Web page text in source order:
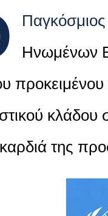
Ηνωμένων
προκειμένου
της